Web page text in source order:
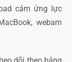
cảm ứng lực
webam